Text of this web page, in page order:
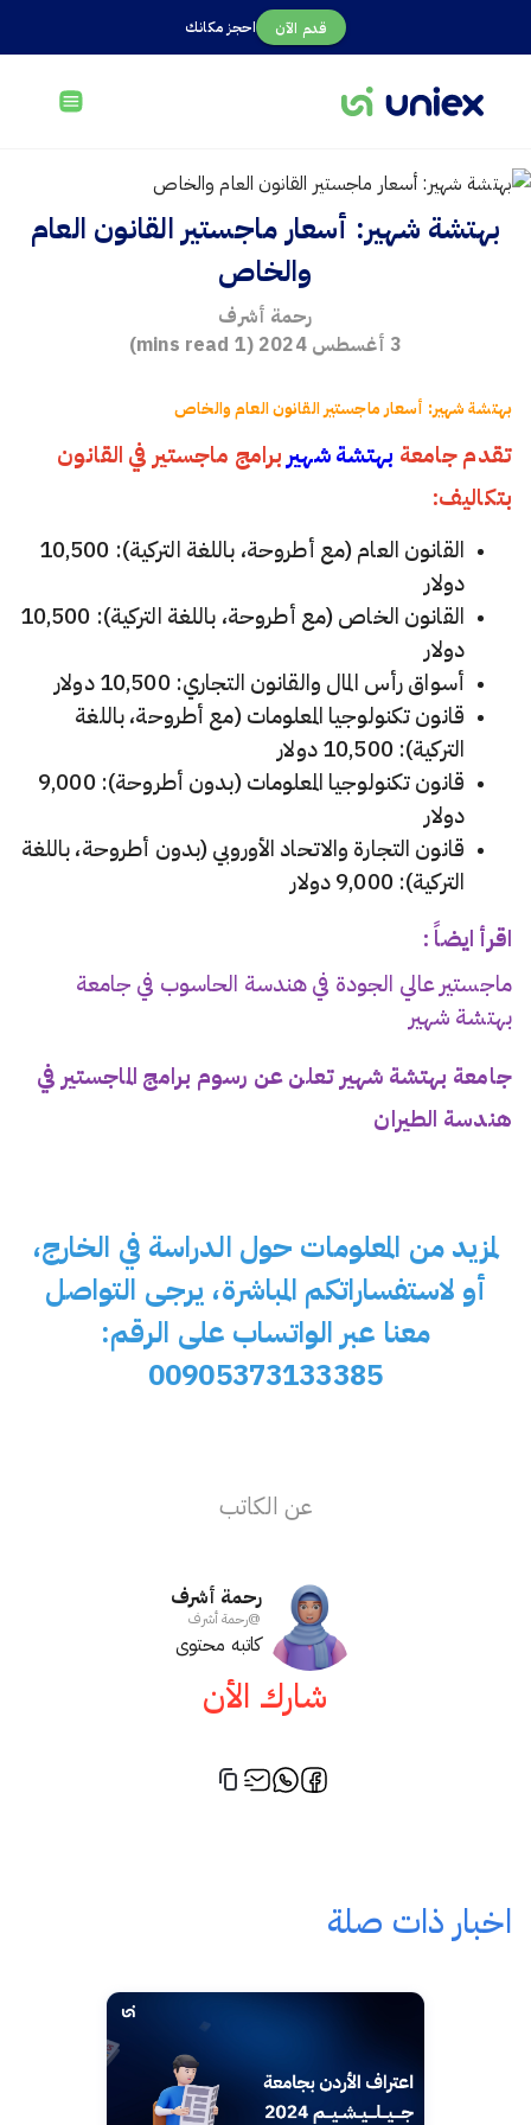
احجز مكانك قدم الآن
بهتشة شهير: أسعار ماجستير القانون العام
والخاص
رحمة أشرف
3 أغسطس 2024
(
1
بهتشة شهير: أسعار ماجستير القانون العام والخاص
تقدم جامعة بهتشة شهير برامج ماجستير في القانون
بتكاليف:
القانون العام (مع أطروحة، باللغة التركية): 10,500
دولار
القانون الخاص (مع أطروحة، باللغة التركية): 10,500
دولار
أسواق رأس المال والقانون التجاري: 10,500 دولار
قانون تكنولوجيا المعلومات (مع أطروحة، باللغة
التركية): 10,500 دولار
قانون تكنولوجيا المعلومات (بدون أطروحة): 9,000
دولار
قانون التجارة والاتحاد الأوروبي (بدون أطروحة، باللغة
التركية): 9,000 دولار
اقرأ ايضاً :
ماجستير عالي الجودة في هندسة الحاسوب في جامعة
بهتشة شهير
جامعة بهتشة شهير تعلن عن رسوم برامج الماجستير في
هندسة الطيران
لمزيد من المعلومات حول الدراسة في الخارج،
أو لاستفساراتكم المباشرة، يرجى التواصل
معنا عبر الواتساب على الرقم:
00905373133385
عن الكاتب
رحمة أشرف
@رحمة أشرف
كاتبه محتوى
شارك الأن
اخبار ذات صلة